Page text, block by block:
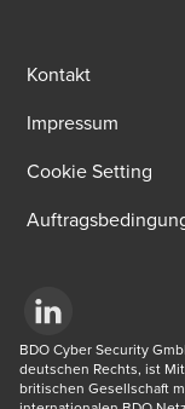
Kontakt
Impressum
Cookie Setting
Opens in a new
BDO Cyber Security
deutschen Rechts, ist
britischen Gesellschaft